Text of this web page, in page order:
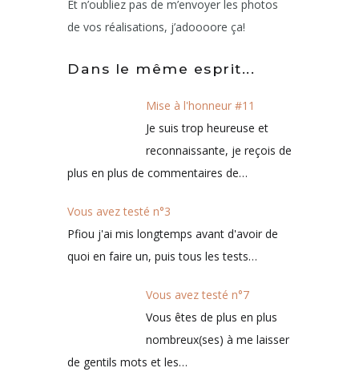
Et n’oubliez pas de m’envoyer les photos
de vos réalisations, j’adoooore ça!
Dans le même esprit...
Mise à l'honneur #11
Je suis trop heureuse et
reconnaissante, je reçois de
plus en plus de commentaires de…
Vous avez testé n°3
Pfiou j'ai mis longtemps avant d'avoir de
quoi en faire un, puis tous les tests…
Vous avez testé n°7
Vous êtes de plus en plus
nombreux(ses) à me laisser
de gentils mots et les…